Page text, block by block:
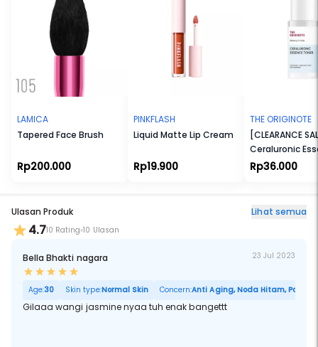
LAMICA
Tapered Face Brush
Rp200.000
PINKFLASH
Liquid Matte Lip Cream
Rp19.900
THE ORIGINOTE
[CLEARANCE
Ceraluronic
Toner
Rp36.000
Ulasan Produk Lihat semua
4.710 Rating 10 Ulasan
Bella Bhakti nagara 23 Jul 2023
Age:30 Skin type:Normal Skin Concern:Anti Aging, Noda Hitam, Pori
Gilaaa wangi jasmine nyaa tuh enak bangettt